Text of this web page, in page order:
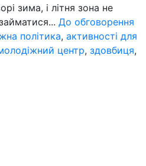
зима, і літня зона не
До обговорення
політика, активності для
центр, здовбиця,